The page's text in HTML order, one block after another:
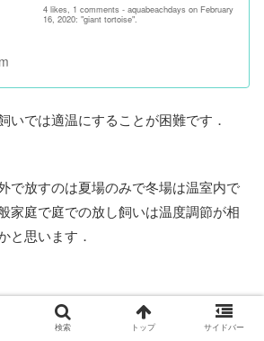
4 likes, 1 comments - aquabeachdays on February
16, 2020: "giant tortoise".
いでは適温にすることが困難です．
で放すのは夏場のみで冬場は温室内で
家庭で庭での放し飼いは温度調節が相
と思います．
検索 トップ サイドバー